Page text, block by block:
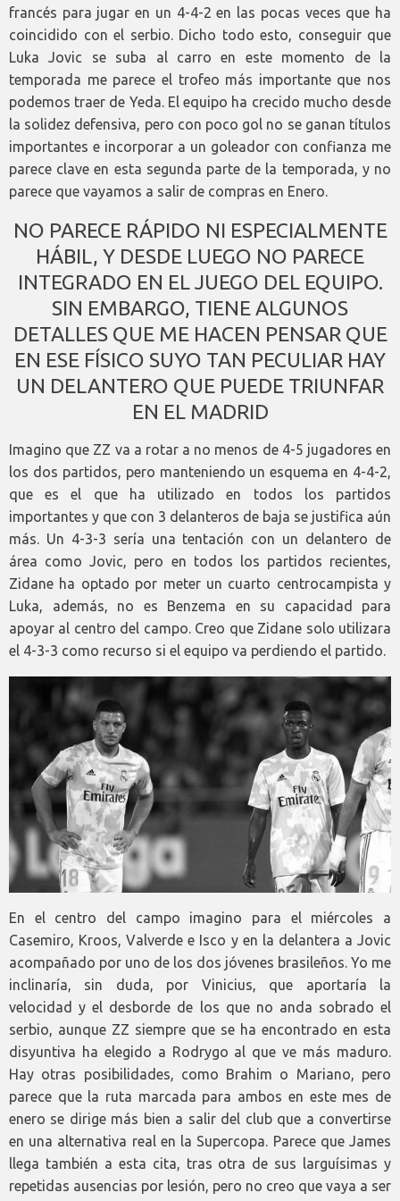
francés para jugar en un 4-4-2 en las pocas veces que ha
coincidido con el serbio. Dicho todo esto, conseguir que
Luka Jovic se suba al carro en este momento de la
temporada me parece el trofeo más importante que nos
podemos traer de Yeda. El equipo ha crecido mucho desde
la solidez defensiva, pero con poco gol no se ganan títulos
importantes e incorporar a un goleador con confianza me
parece clave en esta segunda parte de la temporada, y no
parece que vayamos a salir de compras en Enero.
NO PARECE RÁPIDO NI ESPECIALMENTE
HÁBIL, Y DESDE LUEGO NO PARECE
INTEGRADO EN EL JUEGO DEL EQUIPO.
SIN EMBARGO, TIENE ALGUNOS
DETALLES QUE ME HACEN PENSAR QUE
EN ESE FÍSICO SUYO TAN PECULIAR HAY
UN DELANTERO QUE PUEDE TRIUNFAR
EN EL MADRID
Imagino que ZZ va a rotar a no menos de 4-5 jugadores en
los dos partidos, pero manteniendo un esquema en 4-4-2,
que es el que ha utilizado en todos los partidos
importantes y que con 3 delanteros de baja se justifica aún
más. Un 4-3-3 sería una tentación con un delantero de
área como Jovic, pero en todos los partidos recientes,
Zidane ha optado por meter un cuarto centrocampista y
Luka, además, no es Benzema en su capacidad para
apoyar al centro del campo. Creo que Zidane solo utilizara
el 4-3-3 como recurso si el equipo va perdiendo el partido.
En el centro del campo imagino para el miércoles a
Casemiro, Kroos, Valverde e Isco y en la delantera a Jovic
acompañado por uno de los dos jóvenes brasileños. Yo me
inclinaría, sin duda, por Vinicius, que aportaría la
velocidad y el desborde de los que no anda sobrado el
serbio, aunque ZZ siempre que se ha encontrado en esta
disyuntiva ha elegido a Rodrygo al que ve más maduro.
Hay otras posibilidades, como Brahim o Mariano, pero
parece que la ruta marcada para ambos en este mes de
enero se dirige más bien a salir del club que a convertirse
en una alternativa real en la Supercopa. Parece que James
llega también a esta cita, tras otra de sus larguísimas y
repetidas ausencias por lesión, pero no creo que vaya a ser